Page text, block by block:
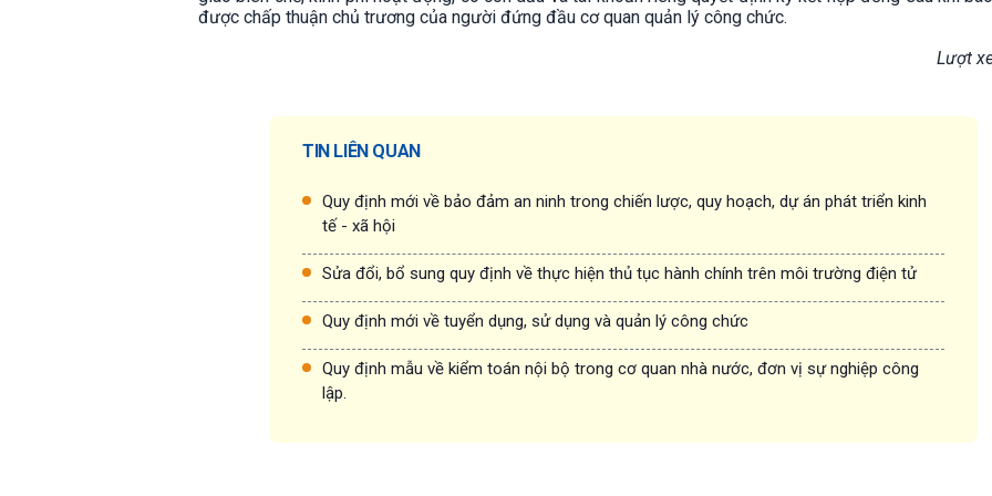
được chấp thuận chủ trương của người đứng đầu cơ quan quản lý công chức.
Lượt
TIN LIÊN QUAN
Quy định mới về bảo đảm an ninh trong chiến lược, quy hoạch, dự án phát triển kinh
tế - xã hội
Sửa đổi, bổ sung quy định về thực hiện thủ tục hành chính trên môi trường điện tử
Quy định mới về tuyển dụng, sử dụng và quản lý công chức
Quy định mẫu về kiểm toán nội bộ trong cơ quan nhà nước, đơn vị sự nghiệp công
lập.